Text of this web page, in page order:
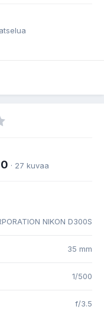
· 27 kuvaa
NIKON D300S
35 mm
1/500
f/3.5